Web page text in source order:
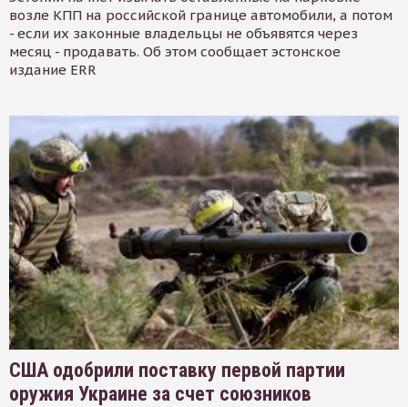
возле КПП на российской границе автомобили, а потом
- если их законные владельцы не объявятся через
месяц - продавать. Об этом сообщает эстонское
издание ERR
США одобрили поставку первой партии
оружия Украине за счет союзников